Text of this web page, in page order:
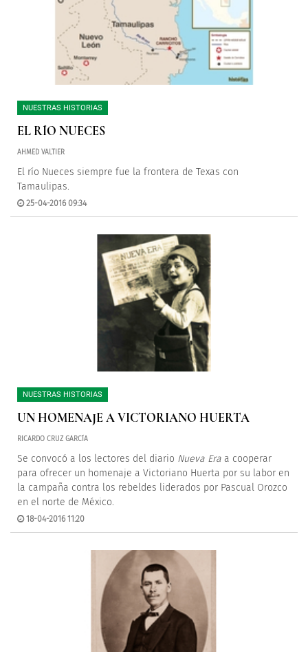
NUESTRAS HISTORIAS
EL RÍO NUECES
AHMED VALTIER
El río Nueces siempre fue la frontera de Texas con
Tamaulipas.
25-04-2016 09:34
NUESTRAS HISTORIAS
UN HOMENAJE A VICTORIANO HUERTA
RICARDO CRUZ GARCÍA
Se convocó a los lectores del diario Nueva Era a cooperar
para ofrecer un homenaje a Victoriano Huerta por su labor en
la campaña contra los rebeldes liderados por Pascual Orozco
en el norte de México.
18-04-2016 11:20